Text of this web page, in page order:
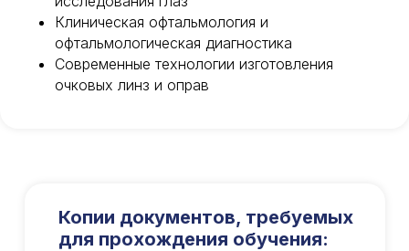
Клиническая офтальмология и
офтальмологическая диагностика
Современные технологии изготовления
очковых линз и оправ
Копии документов, требуемых
для прохождения обучения: